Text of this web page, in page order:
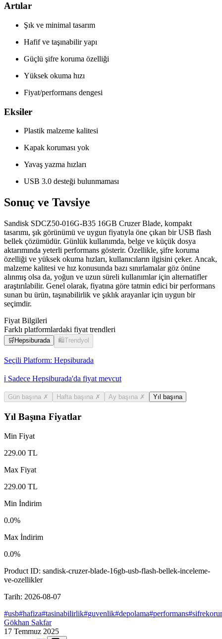
Artılar
Şık ve minimal tasarım
Hafif ve taşınabilir yapı
Güçlü şifre koruma özelliği
Yüksek okuma hızı
Fiyat/performans dengesi
Eksiler
Plastik malzeme kalitesi
Kapak koruması yok
Yavaş yazma hızları
USB 3.0 desteği bulunmaması
Sonuç ve Tavsiye
Sandisk SDCZ50-016G-B35 16GB Cruzer Blade, kompakt
tasarımı, şık görünümü ve uygun fiyatıyla öne çıkan bir USB flash
bellek çözümüdür. Günlük kullanımda, belge ve küçük dosya
aktarımında yeterli performans gösterir. Özellikle, şifre koruma
özelliği ve yüksek okuma hızları, kullanıcıların ilgisini çeker. Ancak,
malzeme kalitesi ve hız konusunda bazı sınırlamalar göz önüne
alınmış olsa da, yoğun ve uzun süreli kullanımlar için alternatifler
araştırılabilir. Genel olarak, fiyatına göre tatmin edici bir performans
sunan bu ürün, taşınabilirlik ve şıklık arayanlar için uygun bir
seçimdir.
Fiyat Bilgileri
Farklı platformlardaki fiyat trendleri
🛒 Hepsiburada 🛍️Trendyol
Seçili Platform: Hepsiburada
ℹ️ Sadece Hepsiburada'da fiyat mevcut
Gün başına ✗ Hafta başına ✗ Ay başına ✗ Yıl başına
Yıl Başına Fiyatlar
Min Fiyat
229.00 TL
Max Fiyat
229.00 TL
Min İndirim
0.0%
Max İndirim
0.0%
Product ID: sandisk-cruzer-blade-16gb-usb-flash-bellek-inceleme-
ve-ozellikler
Tarih: 2026-08-07
#usb#hafiza#tasinabilirlik#guvenlik#depolama#performans#
Gökhan Sakfar
17 Temmuz 2025